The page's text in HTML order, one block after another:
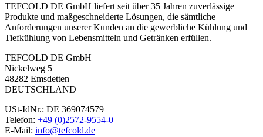
TEFCOLD DE GmbH liefert seit über 35 Jahren zuverlässige
Produkte und maßgeschneiderte Lösungen, die sämtliche
Anforderungen unserer Kunden an die gewerbliche Kühlung und
Tiefkühlung von Lebensmitteln und Getränken erfüllen.
TEFCOLD DE GmbH
Nickelweg 5
48282 Emsdetten
DEUTSCHLAND
USt-IdNr.: DE 369074579
Telefon: +49 (0)2572-9554-0
E-Mail: info@tefcold.de